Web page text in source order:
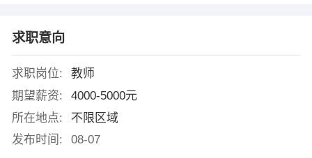
求职意向
求职岗位:
教师
期望薪资:
4000-5000元
所在地点:
不限区域
发布时间:
08-07